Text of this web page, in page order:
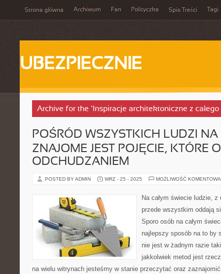
Strona główna Archiwum Fan Polityczka Spis Treści Tagi
UBEZPIECZNIE
Archive for the ‘Inspiracje architektoniczne z całego
POŚRÓD WSZYSTKICH LUDZI NA
ZNAJOME JEST POJĘCIE, KTÓRE
ODCHUDZANIEM
POSTED BY ADMIN WRZ - 25 - 2025 MOŻLIWOŚĆ
Na całym świecie ludzie, z
przede wszystkim oddają
Sporo osób na całym
najlepszy sposób na to by
nie jest w żadnym razie
jakkolwiek metod jest
na wielu witrynach jesteśmy w stanie przeczytać oraz